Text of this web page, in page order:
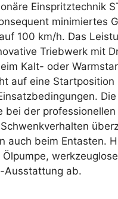
Einspritztechnik
minimiertes
100 km/h. Das
Triebwerk mit
Kalt- oder
auf eine
der professionellen
auch beim Entasten.
werkzeuglose
Ausstattung ab.